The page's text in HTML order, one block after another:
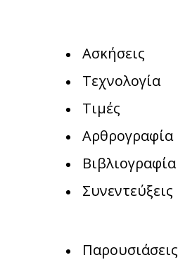
Ασκήσεις
Τεχνολογία
Τιμές
Αρθρογραφία
Βιβλιογραφία
Συνεντεύξεις
Παρουσιάσεις